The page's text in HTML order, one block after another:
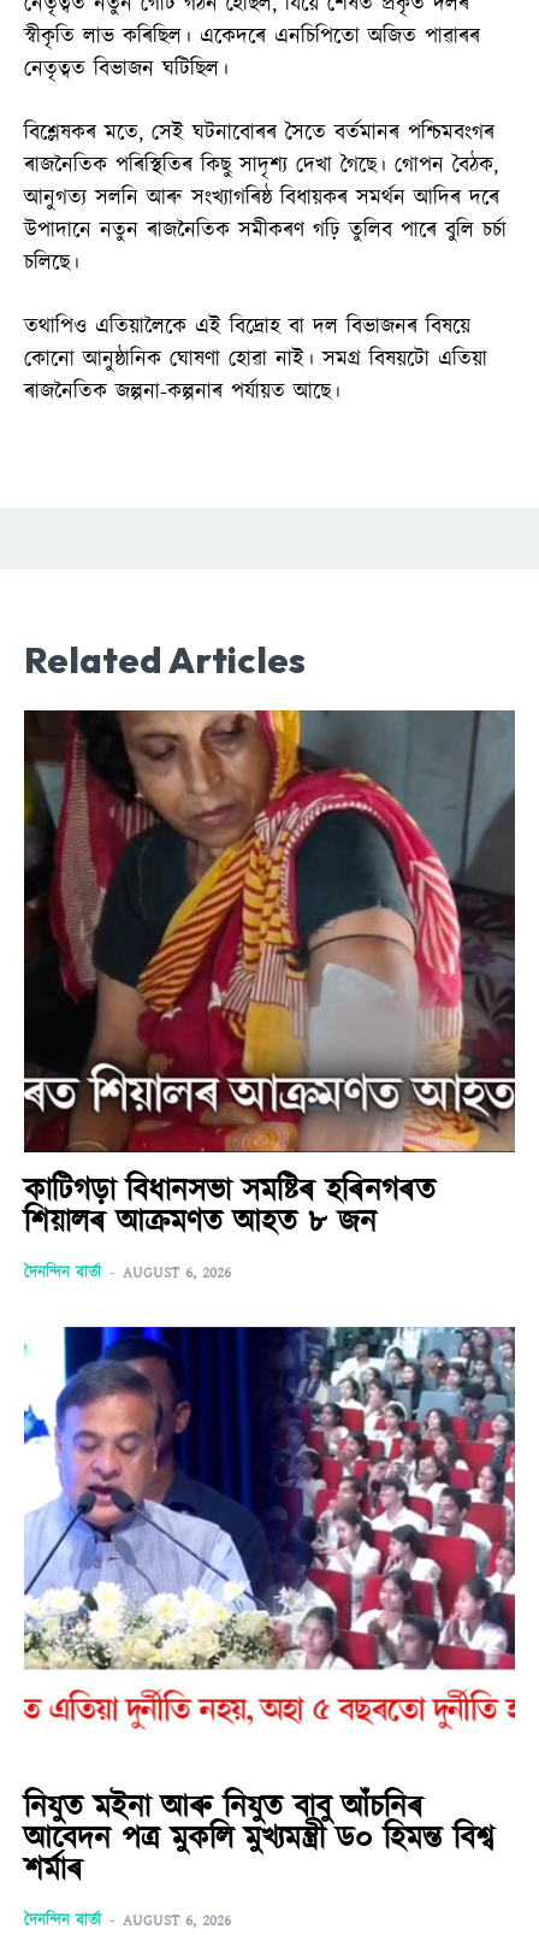
স্বীকৃতি লাভ কৰিছিল। একেদৰে এনচিপিতো অজিত পাৱাৰৰ
নেতৃত্বত বিভাজন ঘটিছিল।
বিশ্লেষকৰ মতে, সেই ঘটনাবোৰৰ সৈতে বৰ্তমানৰ পশ্চিমবংগৰ
ৰাজনৈতিক পৰিস্থিতিৰ কিছু সাদৃশ্য দেখা গৈছে। গোপন বৈঠক,
আনুগত্য সলনি আৰু সংখ্যাগৰিষ্ঠ বিধায়কৰ সমৰ্থন আদিৰ দৰে
উপাদানে নতুন ৰাজনৈতিক সমীকৰণ গঢ়ি তুলিব পাৰে বুলি চৰ্চা
চলিছে।
তথাপিও এতিয়ালৈকে এই বিদ্ৰোহ বা দল বিভাজনৰ বিষয়ে
কোনো আনুষ্ঠানিক ঘোষণা হোৱা নাই। সমগ্ৰ বিষয়টো এতিয়া
ৰাজনৈতিক জল্পনা-কল্পনাৰ পৰ্যায়ত আছে।
Related Articles
কাটিগড়া বিধানসভা সমষ্টিৰ হৰিনগৰত
শিয়ালৰ আক্ৰমণত আহত ৮ জন
দৈনন্দিন বাৰ্তা - AUGUST 6, 2026
নিযুত মইনা আৰু নিযুত বাবু আঁচনিৰ
আবেদন পত্ৰ মুকলি মুখ্যমন্ত্ৰী ড০ হিমন্ত বিশ্ব
শৰ্মাৰ
দৈনন্দিন বাৰ্তা - AUGUST 6, 2026